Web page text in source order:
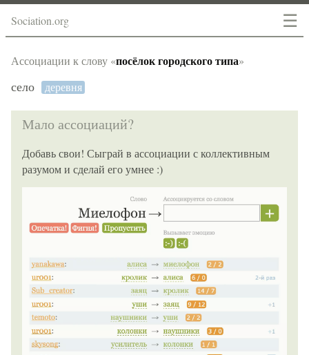
☰
Sociation.org
Ассоциации к слову «посёлок городского типа»
село деревня
Мало ассоциаций?
Добавь свои! Сыграй в ассоциации с коллективным
разумом и сделай его умнее :)